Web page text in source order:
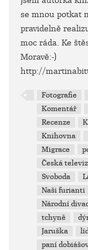
se mnou potkat
pravidelně
moc ráda. Ke
Moravě:-)
http://
Fotografie
Komentář
Recenze
Knihovna
Migrace
Česká
Svoboda
Naši furianti
Národní
tchyně
Jaruška
paní